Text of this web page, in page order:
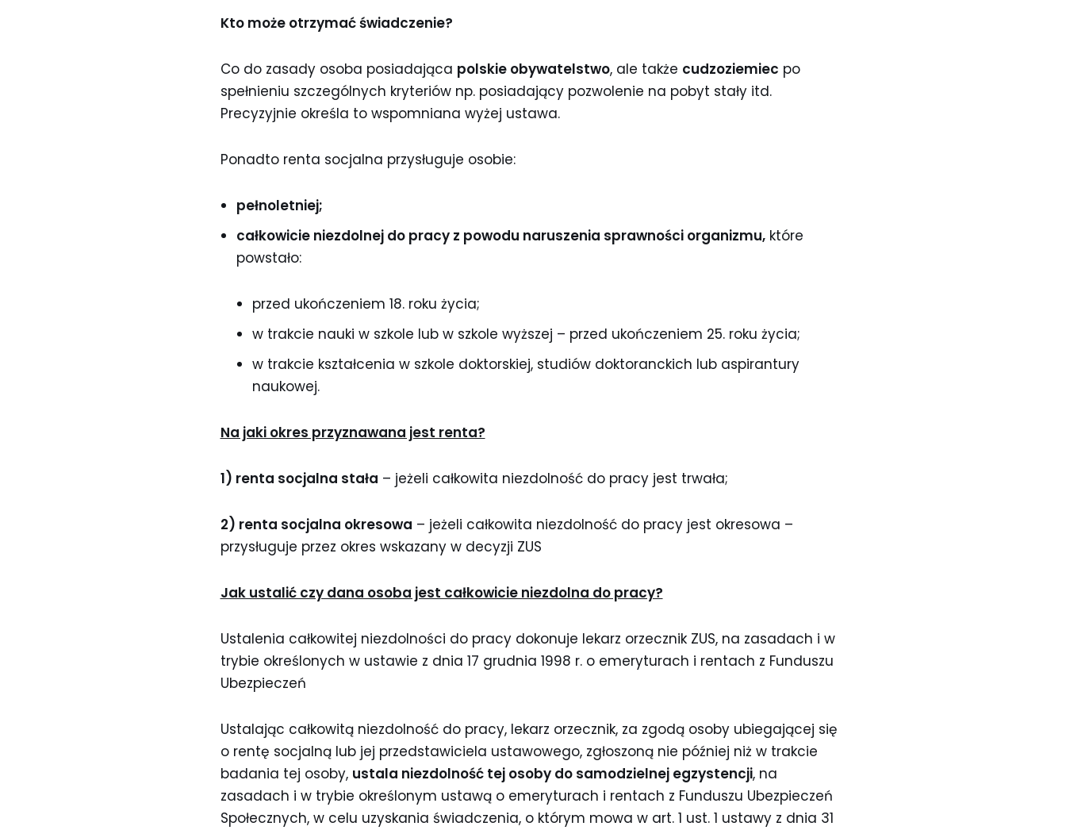
Kto może otrzymać świadczenie?
Co do zasady osoba posiadająca polskie obywatelstwo, ale także cudzoziemiec po
spełnieniu szczególnych kryteriów np. posiadający pozwolenie na pobyt stały itd.
Precyzyjnie określa to wspomniana wyżej ustawa.
Ponadto renta socjalna przysługuje osobie:
pełnoletniej;
całkowicie niezdolnej do pracy z powodu naruszenia sprawności organizmu,które
powstało:
przed ukończeniem 18. roku życia;
w trakcie nauki w szkole lub w szkole wyższej – przed ukończeniem 25. roku życia;
w trakcie kształcenia w szkole doktorskiej, studiów doktoranckich lub aspirantury
naukowej.
Na jaki okres przyznawana jest renta?
1) renta socjalna stała – jeżeli całkowita niezdolność do pracy jest trwała;
2) renta socjalna okresowa – jeżeli całkowita niezdolność do pracy jest okresowa –
przysługuje przez okres wskazany w decyzji ZUS
Jak ustalić czy dana osoba jest całkowicie niezdolna do pracy?
Ustalenia całkowitej niezdolności do pracy dokonuje lekarz orzecznik ZUS, na zasadach i w
trybie określonych w ustawie z dnia 17 grudnia 1998 r. o emeryturach i rentach z Funduszu
Ubezpieczeń
Ustalając całkowitą niezdolność do pracy, lekarz orzecznik, za zgodą osoby ubiegającej się
o rentę socjalną lub jej przedstawiciela ustawowego, zgłoszoną nie później niż w trakcie
badania tej osoby, ustala niezdolność tej osoby do samodzielnej egzystencji, na
zasadach i w trybie określonym ustawą o emeryturach i rentach z Funduszu Ubezpieczeń
Społecznych, w celu uzyskania świadczenia, o którym mowa w art. 1 ust. 1 ustawy z dnia 31